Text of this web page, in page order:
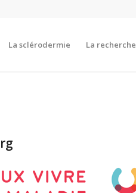
La sclérodermie La recherche